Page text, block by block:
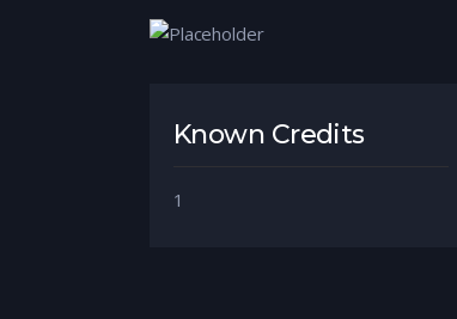
Known Credits
1